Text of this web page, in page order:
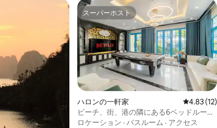
均評価
スーパーホスト
スーパーホスト
ハロンの一軒家 レビュー
4.83 (12)
ビーチ、街、港の隣にある6ベッドルーム
のヴィラ
ロケーション · バスルーム · アクセス